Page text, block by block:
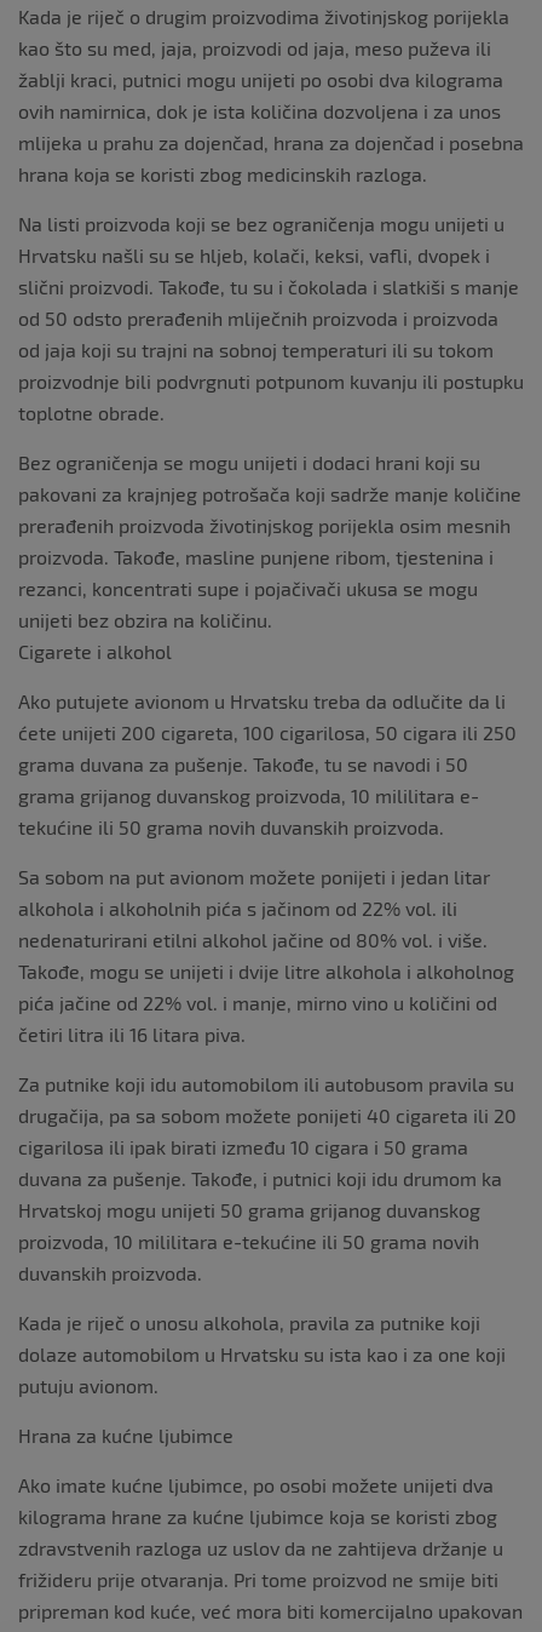
Kada je riječ o drugim proizvodima životinjskog porijekla
kao što su med, jaja, proizvodi od jaja, meso puževa ili
žablji kraci, putnici mogu unijeti po osobi dva kilograma
ovih namirnica, dok je ista količina dozvoljena i za unos
mlijeka u prahu za dojenčad, hrana za dojenčad i posebna
hrana koja se koristi zbog medicinskih razloga.
Na listi proizvoda koji se bez ograničenja mogu unijeti u
Hrvatsku našli su se hljeb, kolači, keksi, vafli, dvopek i
slični proizvodi. Takođe, tu su i čokolada i slatkiši s manje
od 50 odsto prerađenih mliječnih proizvoda i proizvoda
od jaja koji su trajni na sobnoj temperaturi ili su tokom
proizvodnje bili podvrgnuti potpunom kuvanju ili postupku
toplotne obrade.
Bez ograničenja se mogu unijeti i dodaci hrani koji su
pakovani za krajnjeg potrošača koji sadrže manje količine
prerađenih proizvoda životinjskog porijekla osim mesnih
proizvoda. Takođe, masline punjene ribom, tjestenina i
rezanci, koncentrati supe i pojačivači ukusa se mogu
unijeti bez obzira na količinu.
Cigarete i alkohol
Ako putujete avionom u Hrvatsku treba da odlučite da li
ćete unijeti 200 cigareta, 100 cigarilosa, 50 cigara ili 250
grama duvana za pušenje. Takođe, tu se navodi i 50
grama grijanog duvanskog proizvoda, 10 mililitara e-
tekućine ili 50 grama novih duvanskih proizvoda.
Sa sobom na put avionom možete ponijeti i jedan litar
alkohola i alkoholnih pića s jačinom od 22% vol. ili
nedenaturirani etilni alkohol jačine od 80% vol. i više.
Takođe, mogu se unijeti i dvije litre alkohola i alkoholnog
pića jačine od 22% vol. i manje, mirno vino u količini od
četiri litra ili 16 litara piva.
Za putnike koji idu automobilom ili autobusom pravila su
drugačija, pa sa sobom možete ponijeti 40 cigareta ili 20
cigarilosa ili ipak birati između 10 cigara i 50 grama
duvana za pušenje. Takođe, i putnici koji idu drumom ka
Hrvatskoj mogu unijeti 50 grama grijanog duvanskog
proizvoda, 10 mililitara e-tekućine ili 50 grama novih
duvanskih proizvoda.
Kada je riječ o unosu alkohola, pravila za putnike koji
dolaze automobilom u Hrvatsku su ista kao i za one koji
putuju avionom.
Hrana za kućne ljubimce
Ako imate kućne ljubimce, po osobi možete unijeti dva
kilograma hrane za kućne ljubimce koja se koristi zbog
zdravstvenih razloga uz uslov da ne zahtijeva držanje u
frižideru prije otvaranja. Pri tome proizvod ne smije biti
pripreman kod kuće, već mora biti komercijalno upakovan